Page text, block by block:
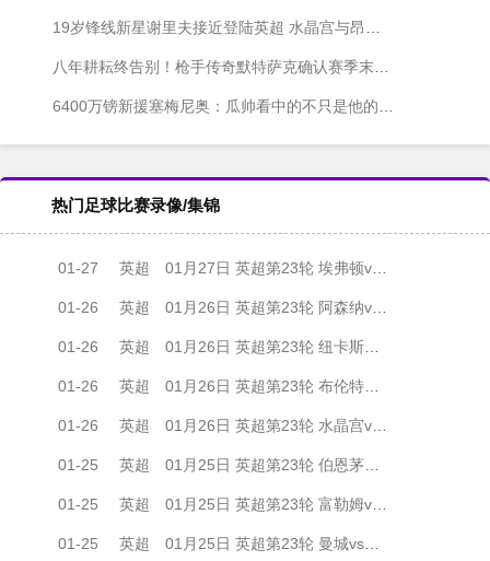
19岁锋线新星谢里夫接近登陆英超 水晶宫与昂热展开最后博弈
八年耕耘终告别！枪手传奇默特萨克确认赛季末卸任青训主管
6400万镑新援塞梅尼奥：瓜帅看中的不只是他的进球靴
热门足球比赛录像/集锦
01-27 英超 01月27日 英超第23轮 埃弗顿vs利兹联 全场录像
01-26 英超 01月26日 英超第23轮 阿森纳vs曼联 全场录像
01-26 英超 01月26日 英超第23轮 纽卡斯尔联vs阿斯顿维拉 全场录像
01-26 英超 01月26日 英超第23轮 布伦特福德vs诺丁汉森林 全场录像
01-26 英超 01月26日 英超第23轮 水晶宫vs切尔西 全场录像
01-25 英超 01月25日 英超第23轮 伯恩茅斯vs利物浦 全场录像
01-25 英超 01月25日 英超第23轮 富勒姆vs布莱顿 全场录像
01-25 英超 01月25日 英超第23轮 曼城vs狼队 全场录像